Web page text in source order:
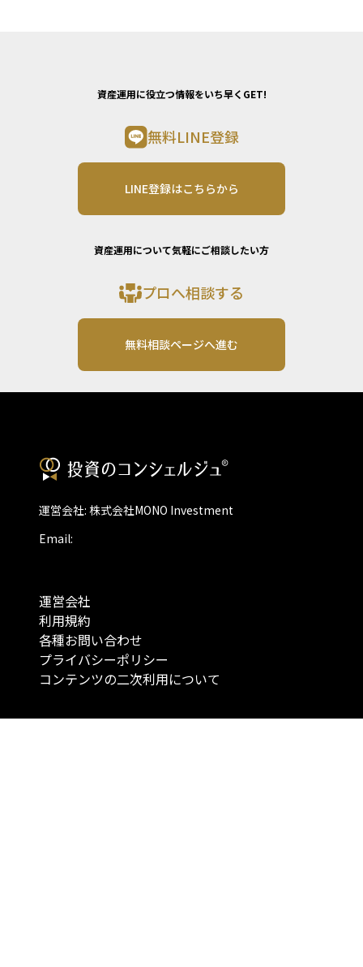
資産運用に役立つ情報をいち早くGET!
無料LINE登録
LINE登録はこちらから
資産運用について気軽にご相談したい方
プロへ相談する
無料相談ページへ進む
運営会社: 株式会社MONO Investment
Email:
運営会社
利用規約
各種お問い合わせ
プライバシーポリシー
コンテンツの二次利用について